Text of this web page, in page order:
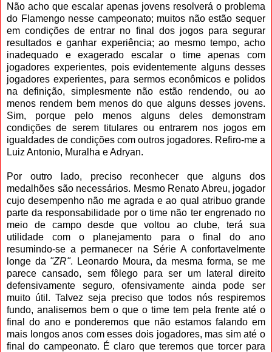
Não acho que escalar apenas jovens resolverá o problema
do Flamengo nesse campeonato; muitos não estão sequer
em condições de entrar no final dos jogos para segurar
resultados e ganhar experiência; ao mesmo tempo, acho
inadequado e exagerado escalar o time apenas com
jogadores experientes, pois evidentemente alguns desses
jogadores experientes, para sermos econômicos e polidos
na definição, simplesmente não estão rendendo, ou ao
menos rendem bem menos do que alguns desses jovens.
Sim, porque pelo menos alguns deles demonstram
condições de serem titulares ou entrarem nos jogos em
igualdades de condições com outros jogadores. Refiro-me a
Luiz Antonio, Muralha e Adryan.
Por outro lado, preciso reconhecer que alguns dos
medalhões são necessários. Mesmo Renato Abreu, jogador
cujo desempenho não me agrada e ao qual atribuo grande
parte da responsabilidade por o time não ter engrenado no
meio de campo desde que voltou ao clube, terá sua
utilidade com o planejamento para o final do ano
resumindo-se a permanecer na Série A confortavelmente
longe da "ZR". Leonardo Moura, da mesma forma, se me
parece cansado, sem fôlego para ser um lateral direito
defensivamente seguro, ofensivamente ainda pode ser
muito útil. Talvez seja preciso que todos nós respiremos
fundo, analisemos bem o que o time tem pela frente até o
final do ano e ponderemos que não estamos falando em
mais longos anos com esses dois jogadores, mas sim até o
final do campeonato. É claro que teremos que torcer para